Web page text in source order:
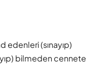
edenleri (sınayıp)
bilmeden cennete